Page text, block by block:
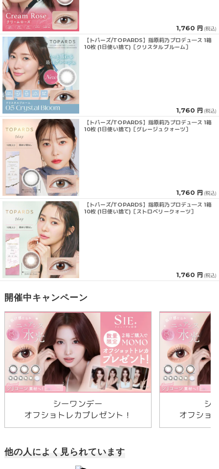
1,760 円 (税込)
【トパーズ/TOPARDS】指原莉乃プロデュ―ス 1箱
10枚 (1日使い捨て)［クリスタルブルーム］
1,760 円 (税込)
【トパーズ/TOPARDS】指原莉乃プロデュ―ス 1箱
10枚 (1日使い捨て)［グレージュクォーツ］
1,760 円 (税込)
【トパーズ/TOPARDS】指原莉乃プロデュ―ス 1箱
10枚 (1日使い捨て)［ストロベリークォーツ］
1,760 円 (税込)
開催中キャンペーン
シーワンデー
オフショトレカプレゼント！
シ
オフショ
他の人によく見られています